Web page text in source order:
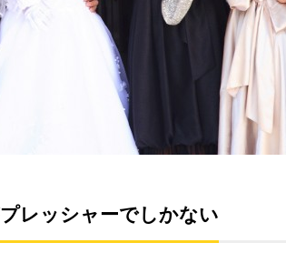
レッシャーでしかない